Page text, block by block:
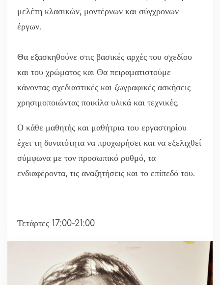
μελέτη κλασικών, μοντέρνων και σύγχρονων
έργων.
Θα εξασκηθούνε στις βασικές αρχές του σχεδίου
και του χρώματος και Θα πειραματιστούμε
κάνοντας σχεδιαστικές και ζωγραφικές ασκήσεις
χρησιμοποιώντας ποικίλα υλικά και τεχνικές.
Ο κάθε μαθητής και μαθήτρια του εργαστηρίου
έχει τη δυνατότητα να προχωρήσει και να εξελιχθεί
σύμφωνα με τον προσωπικό ρυθμό, τα
ενδιαφέροντα, τις αναζητήσεις και το επίπεδό του.
Τετάρτες 17:00-21:00